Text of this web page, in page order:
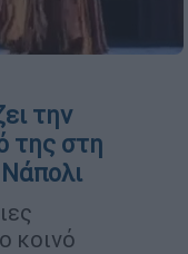
την
της στη
κοινό